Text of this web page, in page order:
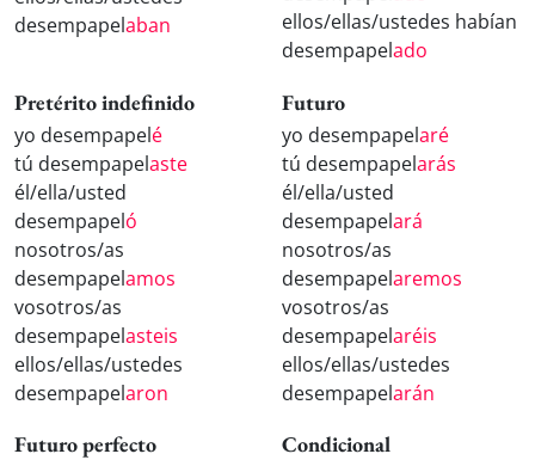
desempapelaban
ellos/ellas/ustedes habían
desempapelado
Pretérito indefinido
yo desempapelé
tú desempapelaste
él/ella/usted
desempapeló
nosotros/as
desempapelamos
vosotros/as
desempapelasteis
ellos/ellas/ustedes
desempapelaron
Futuro
yo desempapelaré
tú desempapelarás
él/ella/usted
desempapelará
nosotros/as
desempapelaremos
vosotros/as
desempapelaréis
ellos/ellas/ustedes
desempapelarán
Futuro perfecto Condicional